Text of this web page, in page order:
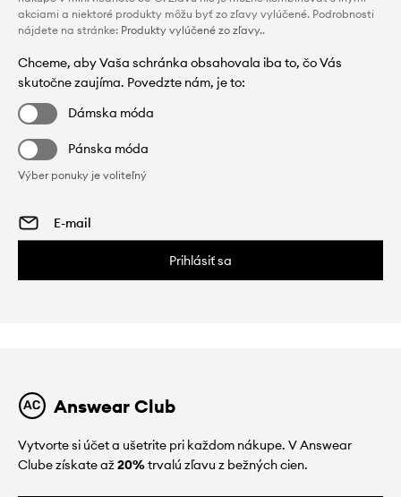
akciami a niektoré produkty môžu byť zo zľavy vylúčené. Podrobnosti
nájdete na stránke: Produkty vylúčené zo zľavy..
Chceme, aby Vaša schránka obsahovala iba to, čo Vás
skutočne zaujíma. Povedzte nám, je to:
Dámska móda
Pánska móda
Výber ponuky je voliteľný
Prihlásiť sa
Answear Club
Vytvorte si účet a ušetrite pri každom nákupe. V Answear
Clube získate až20%trvalú zľavu z bežných cien.